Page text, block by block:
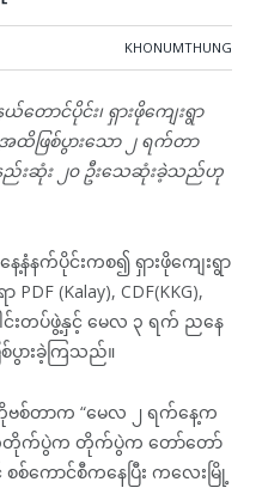
KHONUMTHUNG
ောင်ပိုင်း၊ ရှားဖိုကျေးရွာ
ဖြစ်ပွားသော ၂ ရက်တာ
းဆုံး ၂၀ ဦးသေဆုံးခဲ့သည်ဟု
နက်ပိုင်းကစ၍ ရှားဖိုကျေးရွာ
(Kalay), CDF(KKG),
ါင်းတပ်ဖွဲ့နှင့် မေလ ၃ ရက် ညနေ
ပွားခဲ့ကြသည်။
ကိုဗစ်တာက “မေလ ၂ ရက်နေ့က
စ်ခဲ့တဲ့တိုက်ပွဲက တိုက်ပွဲက တော်တော်
စ်ကောင်စီကနေပြီး ကလေးမြို့